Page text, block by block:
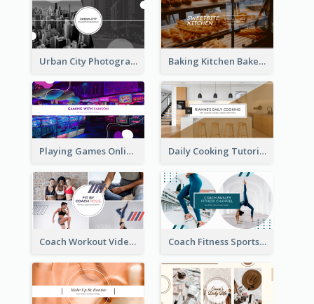
Urban City Photography YouTube Channel Art Baking Kitchen Bakery YouTube Channel Art
Playing Games Online YouTube Channel Art Daily Cooking Tutorial YouTube Channel Art
Coach Workout Videos YouTube Channel Art Coach Fitness Sports YouTube Channel Art